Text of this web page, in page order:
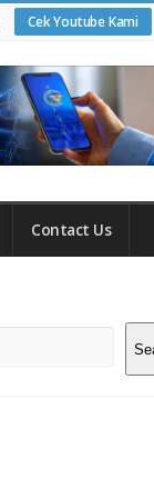
Cek Youtube Kami
Contact Us